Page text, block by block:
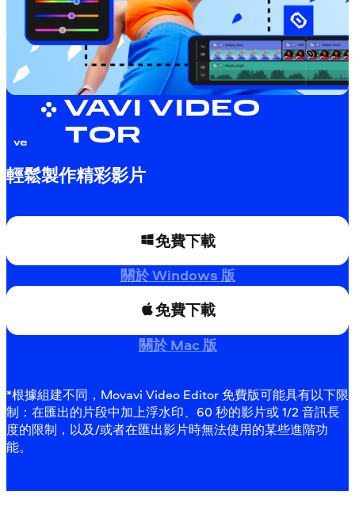
MOVAVI VIDEO
EDITOR
輕鬆製作精彩影片
免費下載
關於 Windows 版
免費下載
關於 Mac 版
*根據組建不同，Movavi Video Editor 免費版可能具有以下限
制：在匯出的片段中加上浮水印、60 秒的影片或 1/2 音訊長
度的限制，以及/或者在匯出影片時無法使用的某些進階功
能。